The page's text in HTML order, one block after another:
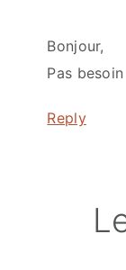
Bonjour,
Pas
Reply